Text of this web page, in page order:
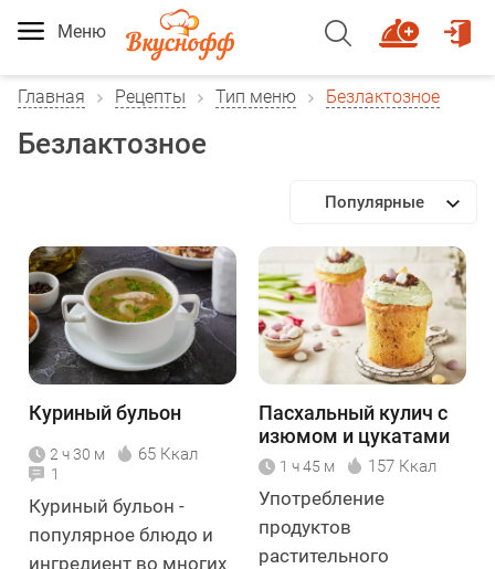
Меню
Главная Рецепты Тип меню Безлактозное
Безлактозное
Популярные
Куриный бульон
2 ч 30 м 65 Ккал
1
Куриный бульон -
популярное блюдо и
ингредиент во многих
Пасхальный кулич с
изюмом и цукатами
1 ч 45 м 157 Ккал
Употребление
продуктов
растительного